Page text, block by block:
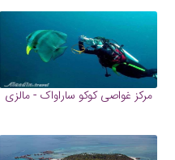
مرکز غواصی کوکو ساراواک - مالزی